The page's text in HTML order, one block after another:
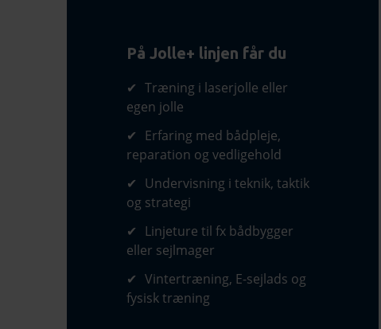
På Jolle+ linjen får du
Træning i laserjolle eller
egen jolle
Erfaring med bådpleje,
reparation og vedligehold
Undervisning i teknik, taktik
og strategi
Linjeture til fx bådbygger
eller sejlmager
Vintertræning, E-sejlads og
fysisk træning